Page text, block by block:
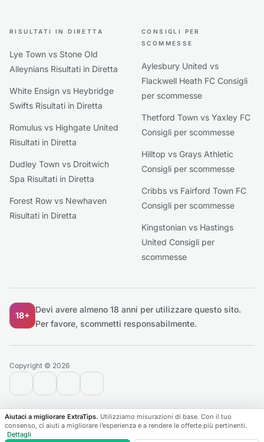
RISULTATI IN DIRETTA
Lye Town vs Stone Old
Alleynians Risultati in Diretta
White Ensign vs Heybridge
Swifts Risultati in Diretta
Romulus vs Highgate United
Risultati in Diretta
Dudley Town vs Droitwich
Spa Risultati in Diretta
Forest Row vs Newhaven
Risultati in Diretta
CONSIGLI PER
SCOMMESSE
Aylesbury United vs
Flackwell Heath FC Consigli
per scommesse
Thetford Town vs Yaxley FC
Consigli per scommesse
Hilltop vs Grays Athletic
Consigli per scommesse
Cribbs vs Fairford Town FC
Consigli per scommesse
Kingstonian vs Hastings
United Consigli per
scommesse
18+
Devi avere almeno 18 anni per utilizzare questo sito.
Per favore, scommetti responsabilmente.
contact@extratips.com
youtubetwitter reddit
Copyright © 2026
Aiutaci a migliorare ExtraTips. Utilizziamo misurazioni di base. Con il tuo
consenso, ci aiuti a migliorare l’esperienza e a rendere le offerte più pertinenti.
Dettagli